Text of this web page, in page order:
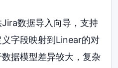
数据导入向导，支持
字段映射到Linear的对
据模型差异较大，复杂